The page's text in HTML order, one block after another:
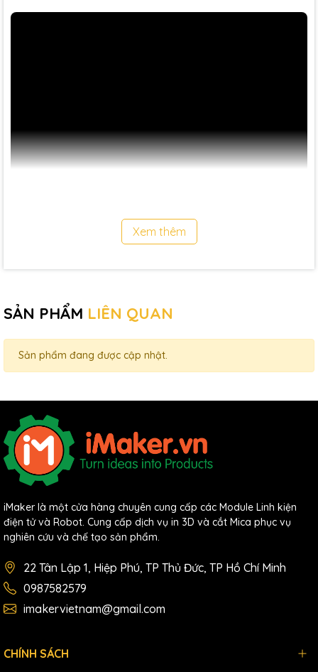
Xem thêm
SẢN PHẨM LIÊN QUAN
Sản phẩm đang được cập nhật.
iMaker là một cửa hàng chuyên cung cấp các Module Linh kiện
điện tử và Robot. Cung cấp dịch vụ in 3D và cắt Mica phục vụ
nghiên cứu và chế tạo sản phẩm.
22 Tân Lập 1, Hiệp Phú, TP Thủ Đức, TP Hồ Chí Minh
0987582579
imakervietnam@gmail.com
CHÍNH SÁCH